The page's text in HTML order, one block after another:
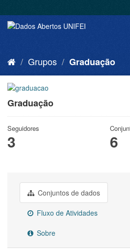
Grupos Graduação
Graduação
Seguidores
3 6
Conjuntos de dados
Fluxo de Atividades
Sobre